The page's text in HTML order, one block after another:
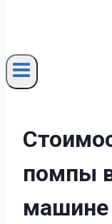
помпы
машине